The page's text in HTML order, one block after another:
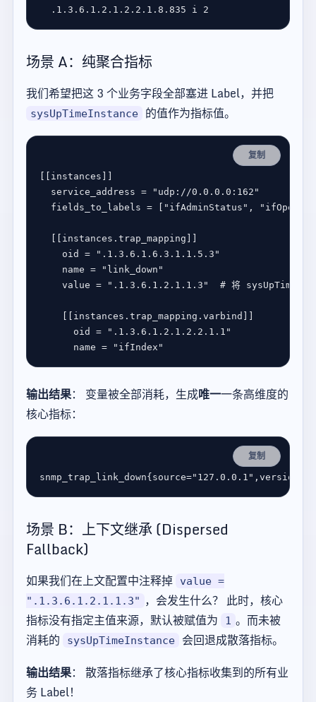
  .1.3.6.1.2.1.2.2.1.8.835 i
2
场景 A：纯聚合指标
我们希望把这 3 个业务字段全部塞进 Label，并把
sysUpTimeInstance 的值作为指标值。
复制
instances
service_address =
"udp://0.0.0.0:162"
fields_to_labels = [ "ifAdminStatus" ,
instances . trap_mapping
oid
=
".1.3.6.1.6.3.1.1.5.3"
name =
"link_down"
value = ".1.3.6.1.2.1.1.3" # 将 sysUpTime 的
instances . trap_mapping . varbind
oid
=
".1.3.6.1.2.1.2.2.1.1"
name = "ifIndex"
输出结果： 变量被全部消耗，生成唯一一条高维度的
核心指标：
复制
场景 B：上下文继承 (Dispersed
Fallback)
如果我们在上文配置中注释掉
value =
".1.3.6.1.2.1.1.3" ，会发生什么？ 此时，核心
指标没有指定主值来源，默认被赋值为
1 。而未被
消耗的
sysUpTimeInstance
会回退成散落指标。
输出结果： 散落指标继承了核心指标收集到的所有业
务 Label！